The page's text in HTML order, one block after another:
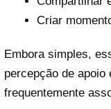
Criar
Embora simples,
percepção de
frequentemente